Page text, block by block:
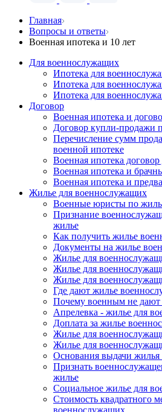
Главная
Вопросы и ответы
Военная ипотека и 10 лет
Для военнослужащих
Ипотека для
Ипотека для
Ипотека для
Договор
Военная ипотека и
Договор купли-продажи
Перечисление сумм
военной ипотеке
Военная ипотека договор
Военная ипотека и
Военная ипотека и
Жилье для военнослужащих
Военные юристы по
Признание
жилье
Как получить жилье
Документы на жилье
Жилье для
Жилье для
Жилье для
Где дают жилье
Почему военным не дают
Апрелевка - жилье для
Доплата за жилье
Жилье для
Жилье для
Основания выдачи
Признать
жилье
Социальное жилье для
Стоимость квадратного
военнослужащих